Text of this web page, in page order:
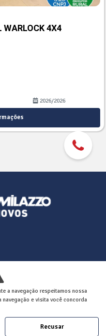
WARLOCK 4X4
2026/2026
DE VEICULOS LTDA
a navegação respeitamos nossa
navegação e visita você concorda
Recusar